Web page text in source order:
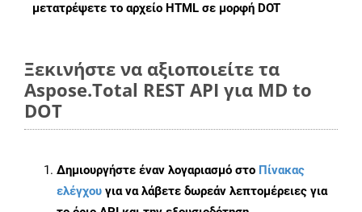
μετατρέψετε το αρχείο HTML σε μορφή DOT
Ξεκινήστε να αξιοποιείτε τα
Aspose.Total REST API για MD to
DOT
Δημιουργήστε έναν λογαριασμό στο Πίνακας
ελέγχου για να λάβετε δωρεάν λεπτομέρειες για